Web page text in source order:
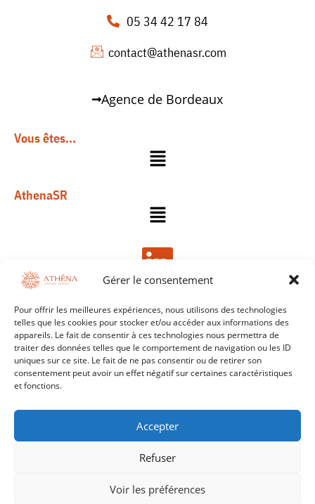
Gérer le consentement
Pour offrir les meilleures expériences, nous utilisons des technologies
telles que les cookies pour stocker et/ou accéder aux informations des
appareils. Le fait de consentir à ces technologies nous permettra de
traiter des données telles que le comportement de navigation ou les ID
uniques sur ce site. Le fait de ne pas consentir ou de retirer son
consentement peut avoir un effet négatif sur certaines caractéristiques
et fonctions.
Accepter
Refuser
Voir les préférences
05 34 42 17 84
contact@athenasr.com
Agence de Bordeaux
Vous êtes...
AthenaSR
© 2024-2026 AthenaSR. Tous droits réservés.